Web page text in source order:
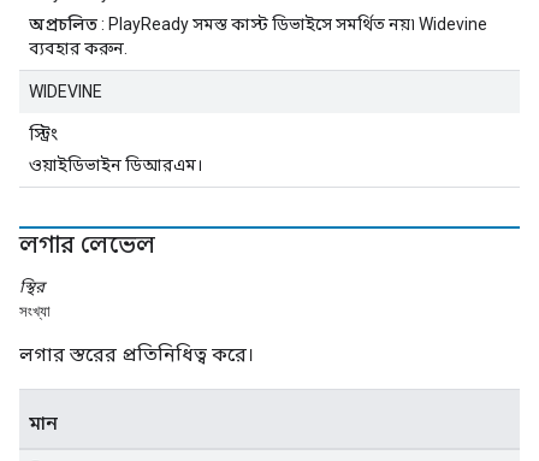
অপ্রচলিত: PlayReady সমস্ত কাস্ট ডিভাইসে সমর্থিত নয়৷ Widevine
ব্যবহার করুন.
WIDEVINE
স্ট্রিং
ওয়াইডিভাইন ডিআরএম।
লগার লেভেল
স্থির
সংখ্যা
লগার স্তরের প্রতিনিধিত্ব করে।
মান